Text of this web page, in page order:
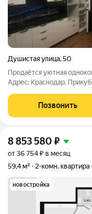
Душистая улица,50
Продаётся уютная
Адрес: Краснодар,
микрорайона. На шестом
дома 2012 года постройки.
Позвонить
8 853 580 ₽
от 36 754 ₽ в месяц
59,4 м²
2-комн. квартира
новостройка